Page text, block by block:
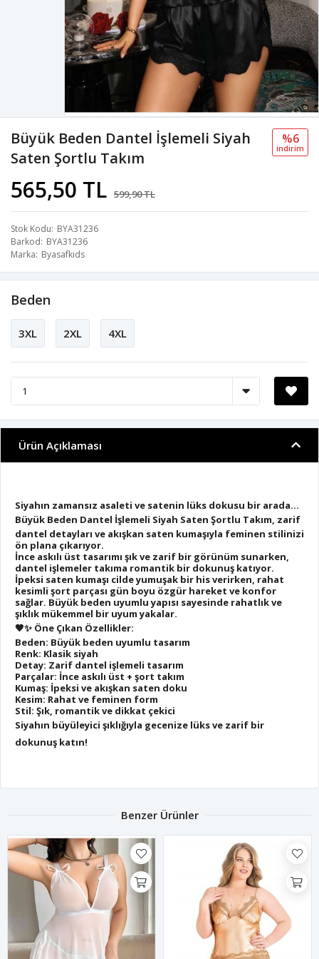
Büyük Beden Dantel İşlemeli Siyah
Saten Şortlu Takım
565,50 TL 599,90 TL
%6
i̇ndi̇ri̇m
Stok Kodu BYA31236
Barkod BYA31236
Marka Byasafkids
Beden
3XL 2XL 4XL
Ürün Açıklaması
Siyahın zamansız asaleti ve satenin lüks dokusu bir arada…
Büyük Beden Dantel İşlemeli Siyah Saten Şortlu Takım, zarif
dantel detayları ve akışkan saten kumaşıyla feminen stilinizi
ön plana çıkarıyor.
İnce askılı üst tasarımı şık ve zarif bir görünüm sunarken,
dantel işlemeler takıma romantik bir dokunuş katıyor.
İpeksi saten kumaşı cilde yumuşak bir his verirken, rahat
kesimli şort parçası gün boyu özgür hareket ve konfor
sağlar. Büyük beden uyumlu yapısı sayesinde rahatlık ve
şıklık mükemmel bir uyum yakalar.
🖤✨ Öne Çıkan Özellikler:
Beden: Büyük beden uyumlu tasarım
Renk: Klasik siyah
Detay: Zarif dantel işlemeli tasarım
Parçalar: İnce askılı üst + şort takım
Kumaş: İpeksi ve akışkan saten doku
Kesim: Rahat ve feminen form
Stil: Şık, romantik ve dikkat çekici
Siyahın büyüleyici şıklığıyla gecenize lüks ve zarif bir
dokunuş katın!
Benzer Ürünler